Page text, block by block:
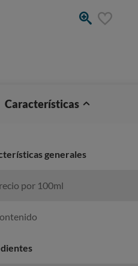
Características
generales
por 100ml